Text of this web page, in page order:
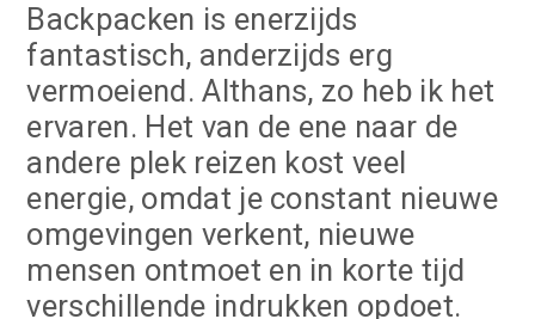
Backpacken is enerzijds
fantastisch, anderzijds erg
vermoeiend. Althans, zo heb ik het
ervaren. Het van de ene naar de
andere plek reizen kost veel
energie, omdat je constant nieuwe
omgevingen verkent, nieuwe
mensen ontmoet en in korte tijd
verschillende indrukken opdoet.